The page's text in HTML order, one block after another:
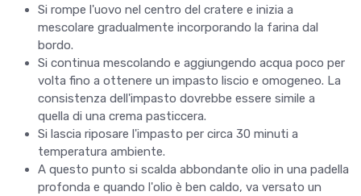
Si rompe l'uovo nel centro del cratere e inizia a
mescolare gradualmente incorporando la farina dal
bordo.
Si continua mescolando e aggiungendo acqua poco per
volta fino a ottenere un impasto liscio e omogeneo. La
consistenza dell'impasto dovrebbe essere simile a
quella di una crema pasticcera.
Si lascia riposare l'impasto per circa 30 minuti a
temperatura ambiente.
A questo punto si scalda abbondante olio in una padella
profonda e quando l'olio è ben caldo, va versato un